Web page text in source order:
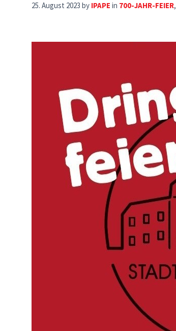
25. August 2023 by IPAPE in 700-JAHR-FEIER,